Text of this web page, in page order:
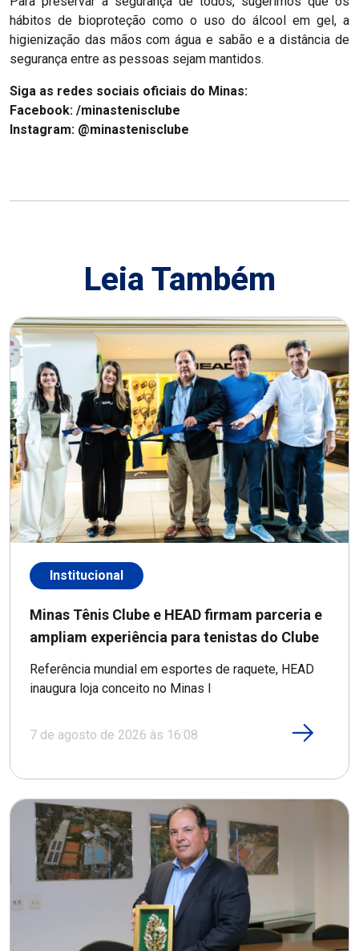
hábitos de bioproteção como o uso do álcool em gel, a
higienização das mãos com água e sabão e a distância de
segurança entre as pessoas sejam mantidos.
Siga as redes sociais oficiais do Minas:
Facebook: /minastenisclube
Instagram: @minastenisclube
Leia Também
Institucional
Minas Tênis Clube e HEAD firmam parceria e
ampliam experiência para tenistas do Clube
Referência mundial em esportes de raquete, HEAD
inaugura loja conceito no Minas I
7 de agosto de 2026 às 16:08